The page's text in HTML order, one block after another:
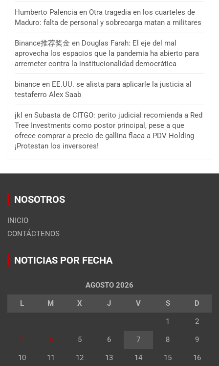
Humberto Palencia en Otra tragedia en los cuarteles de
Maduro: falta de personal y sobrecarga matan a militares
Binance推荐奖金 en Douglas Farah: El eje del mal
aprovecha los espacios que la pandemia ha abierto para
arremeter contra la institucionalidad democrática
binance en EE.UU. se alista para aplicarle la justicia al
testaferro Alex Saab
jkl en Subasta de CITGO: perito judicial recomienda a Red
Tree Investments como postor principal, pese a que
ofrece comprar a precio de gallina flaca a PDV Holding
¡Protestan los inversores!
NOSOTROS
INICIO
CONTÁCTENOS
NOTICIAS POR FECHA
AGOSTO 2026
L M X J V S D
1 2
3 4 5 6 7 8 9
10 11 12 13 14 15 16